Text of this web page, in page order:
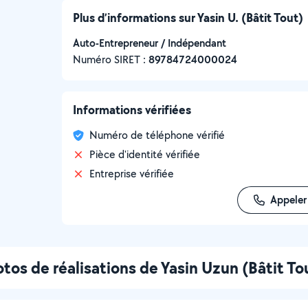
Plus d’informations sur Yasin U. (Bâtit Tout)
Auto-Entrepreneur / Indépendant
Numéro SIRET : ‍89784724000024
Informations vérifiées
Numéro de téléphone vérifié
Pièce d'identité vérifiée
Entreprise vérifiée
Appeler
de réalisations de Yasin Uzun (Bâtit